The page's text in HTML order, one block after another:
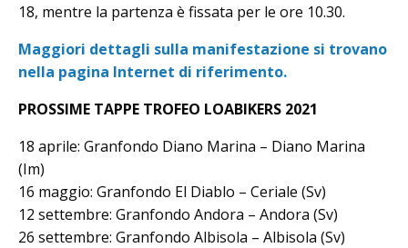
18, mentre la partenza è fissata per le ore 10.30.
Maggiori dettagli sulla manifestazione si trovano
nella pagina Internet di riferimento.
PROSSIME TAPPE TROFEO LOABIKERS 2021
18 aprile: Granfondo Diano Marina – Diano Marina
(Im)
16 maggio: Granfondo El Diablo – Ceriale (Sv)
12 settembre: Granfondo Andora – Andora (Sv)
26 settembre: Granfondo Albisola – Albisola (Sv)